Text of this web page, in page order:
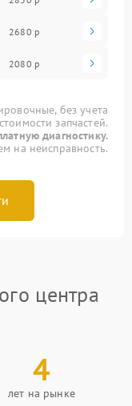
2680 р
2080 р
без учета
стоимости запчастей.
диагностику.
на неисправность.
центра
4
лет на рынке